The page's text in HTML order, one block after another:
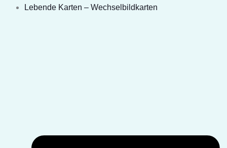
Lebende Karten – Wechselbildkarten